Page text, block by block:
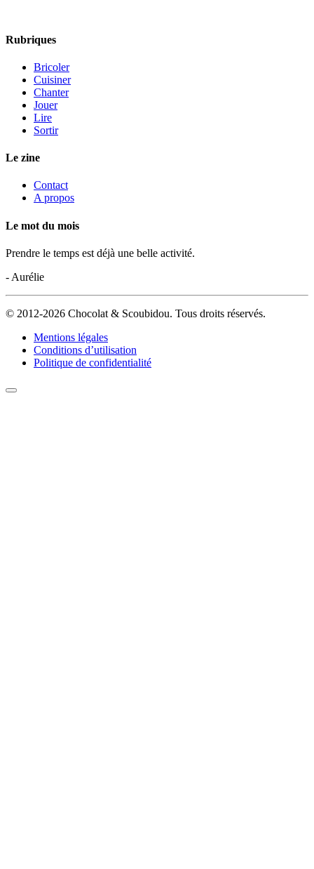
Rubriques
Bricoler
Cuisiner
Chanter
Jouer
Lire
Sortir
Le zine
Contact
A propos
Le mot du mois
Prendre le temps est déjà une belle activité.
- Aurélie
© 2012-2026 Chocolat & Scoubidou. Tous droits réservés.
Mentions légales
Conditions d’utilisation
Politique de confidentialité